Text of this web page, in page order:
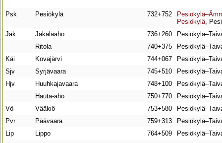
Psk Pesiökylä 732+752
Pesiökylä,
Jäk
Jäkäläaho 736+260
Ritola
740+375
Käi
Kovajärvi 744+067
Sjv
Syrjävaara 745+510
Hjv
Huuhkajavaara 748+100
Hauta-aho
750+770
Vö
Vääkiö 753+580
Pvr
Päävaara 759+313
Lip
Lippo 764+509